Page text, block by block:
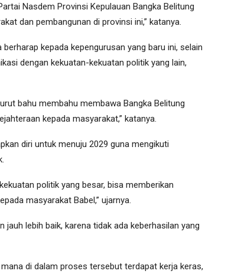
Nasdem Provinsi Kepulauan Bangka Belitung
dan pembangunan di provinsi ini,” katanya.
kepada kepengurusan yang baru ini, selain
dengan kekuatan-kekuatan politik yang lain,
bahu membahu membawa Bangka Belitung
kepada masyarakat,” katanya.
diri untuk menuju 2029 guna mengikuti
politik yang besar, bisa memberikan
masyarakat Babel,” ujarnya.
lebih baik, karena tidak ada keberhasilan yang
di dalam proses tersebut terdapat kerja keras,